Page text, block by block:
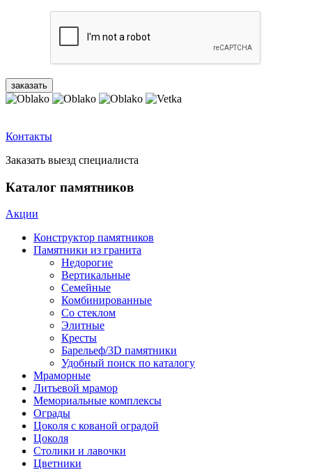
Контакты
Заказать выезд специалиста
Каталог памятников
Акции
Конструктор памятников
Памятники из гранита
Недорогие
Вертикальные
Семейные
Комбинированные
Со стеклом
Элитные
Кресты
Барельеф/3D памятники
Удобный поиск по каталогу
Мраморные
Литьевой мрамор
Мемориальные комплексы
Ограды
Цоколя с кованой оградой
Цоколя
Столики и лавочки
Цветники